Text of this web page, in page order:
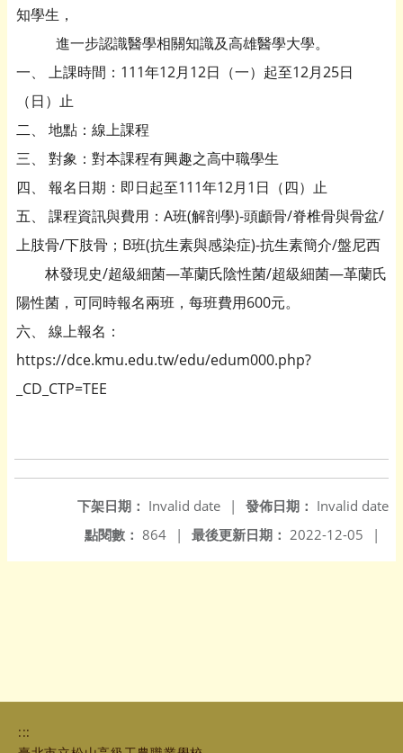
知學生，
進一步認識醫學相關知識及高雄醫學大學。
一、 上課時間：111年12月12日（一）起至12月25日
（日）止
二、 地點：線上課程
三、 對象：對本課程有興趣之高中職學生
四、 報名日期：即日起至111年12月1日（四）止
五、 課程資訊與費用：A班(解剖學)-頭顱骨/脊椎骨與骨盆/
上肢骨/下肢骨；B班(抗生素與感染症)-抗生素簡介/盤尼西
林發現史/超級細菌—革蘭氏陰性菌/超級細菌—革蘭氏
陽性菌，可同時報名兩班，每班費用600元。
六、 線上報名：
https://dce.kmu.edu.tw/edu/edum000.php?
_CD_CTP=TEE
發佈日期： Invalid date
下架日期： Invalid date
|
最後更新日期： 2022-12-05 |
點閱數： 864 |
:::